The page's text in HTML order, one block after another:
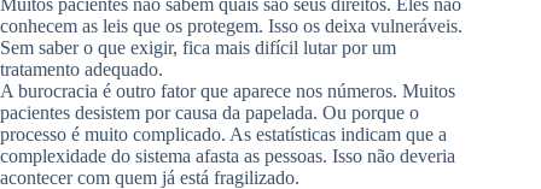
conhecem as leis que os protegem. Isso os deixa vulneráveis.
Sem saber o que exigir, fica mais difícil lutar por um
tratamento adequado.
A burocracia é outro fator que aparece nos números. Muitos
pacientes desistem por causa da papelada. Ou porque o
processo é muito complicado. As estatísticas indicam que a
complexidade do sistema afasta as pessoas. Isso não deveria
acontecer com quem já está fragilizado.